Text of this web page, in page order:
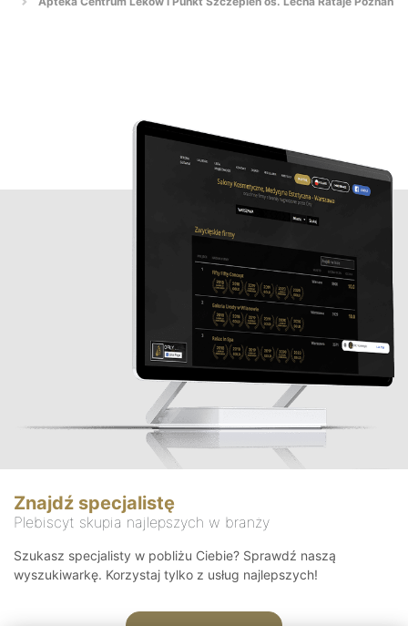
Znajdź specjalistę
Plebiscyt skupia najlepszych w branży
Szukasz specjalisty w pobliżu Ciebie? Sprawdź naszą
wyszukiwarkę. Korzystaj tylko z usług najlepszych!